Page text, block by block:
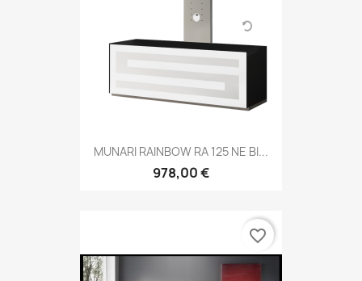
MUNARI RAINBOW RA 125 NE BI...
978,00 €
favorite_border